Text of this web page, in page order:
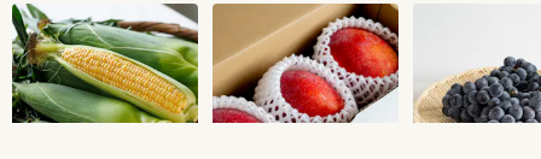
【産地直送】北軽井
沢のとうもろこし 12
本
送料込 4,250円
【産地直送】久米島
のマンゴー 1kg（特
栽相当）
送料込 5,180
府のぶどう・
くろまる 2kg
相当）
送料込